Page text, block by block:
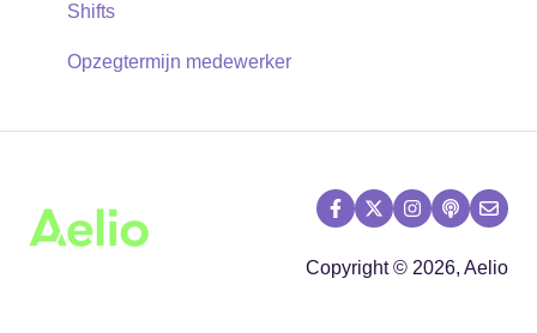
Shifts
Opzegtermijn medewerker
Copyright © 2026, Aelio